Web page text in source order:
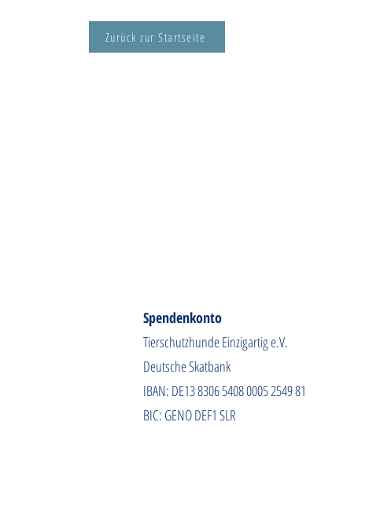
Zurück zur Startseite
Spendenkonto
Tierschutzhunde Einzigartig e.V.
Deutsche Skatbank
IBAN: DE13 8306 5408 0005 2549 81
BIC: GENO DEF1 SLR